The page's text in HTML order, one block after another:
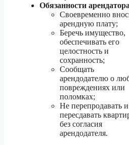
Обязанности
Своевременно
арендную плату;
Беречь имущество,
обеспечивать его
целостность и
сохранность;
Сообщать
арендодателю о
повреждениях или
поломках;
Не перепродавать
пересдавать
без согласия
арендодателя.